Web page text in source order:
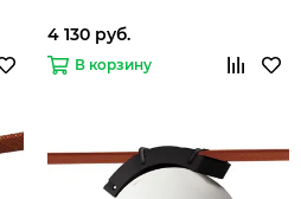
4 130 руб.
В корзину